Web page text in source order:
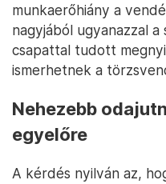
munkaerőhiány a
nagyjából ugyanazzal
csapattal tudott
ismerhetnek a
Nehezebb
egyelőre
A kérdés nyilván az,